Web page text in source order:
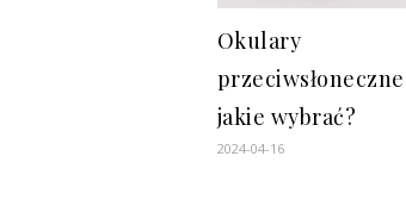
Okulary
przeciwsłoneczne
jakie wybrać?
2024-04-16